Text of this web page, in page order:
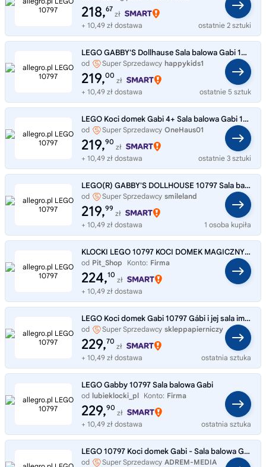
218,67
zł
+ 10,49 zł dostawa
ostatnie 2 sztuki
LEGO GABBY'S Dollhause Sala balowa Gabi 10797
od Super Sprzedawcy happykids1
219,00
zł
+ 10,49 zł dostawa
ostatnie 5 sztuk
LEGO Koci domek Gabi 4+ Sala balowa Gabi 10797
od Super Sprzedawcy OneHaus01
219,90
zł
+ 10,49 zł dostawa
ostatnie 3 sztuki
LEGO(R) GABBY'S DOLLHOUSE 10797 Sala balowa Gabi
od Super Sprzedawcy smileland
219,99
zł
+ 10,49 zł dostawa
1 osoba kupiła
KLOCKI LEGO 10797 KOCI DOMEK MAGICZNY DOM GABI I JEJ SALA IMPREZOWA PREZENT
od Pit_Shop Konto: Firma
224,10
zł
+ 10,49 zł dostawa
LEGO Koci domek Gabi 10797 Gábi i jej sala imprezowa
od Super Sprzedawcy skleppapierniczy
229,70
zł
+ 10,49 zł dostawa
ostatnia sztuka
LEGO Gabby 10797 Sala balowa Gabi
od lubieklocki_pl Konto: Firma
229,90
zł
+ 10,49 zł dostawa
ostatnia sztuka
LEGO 10797 Koci domek Gabi - Sala balowa Gabi
od Super Sprzedawcy ADREM-MEDIA